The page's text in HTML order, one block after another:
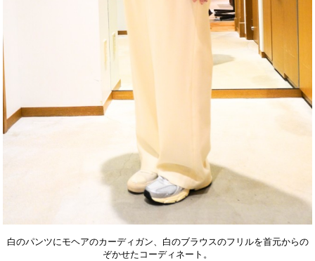
白のパンツにモヘアのカーディガン、白のブラウスのフリルを首元からの
ぞかせたコーディネート。